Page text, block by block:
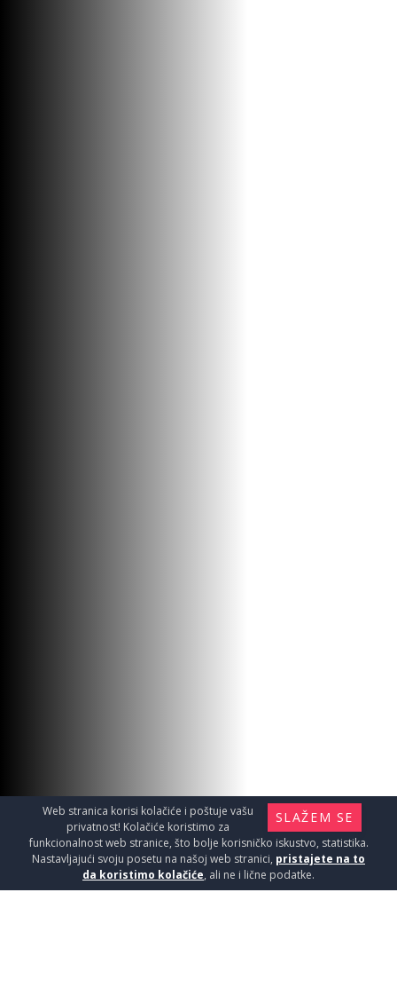
SLAŽEM SE
Web stranica korisi kolačiće i poštuje vašu
privatnost! Kolačiće koristimo za
funkcionalnost web stranice, što bolje korisničko iskustvo, statistika.
Nastavljajući svoju posetu na našoj web stranici, pristajete na to
da koristimo kolačiće, ali ne i lične podatke.